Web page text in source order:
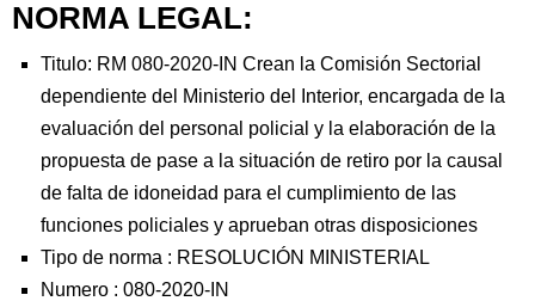
NORMA LEGAL:
Titulo: RM 080-2020-IN Crean la Comisión Sectorial
dependiente del Ministerio del Interior, encargada de la
evaluación del personal policial y la elaboración de la
propuesta de pase a la situación de retiro por la causal
de falta de idoneidad para el cumplimiento de las
funciones policiales y aprueban otras disposiciones
Tipo de norma : RESOLUCIÓN MINISTERIAL
Numero : 080-2020-IN